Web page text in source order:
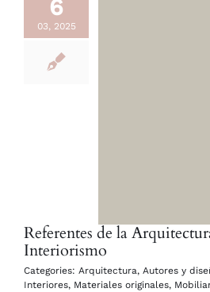
6
03, 2025
Referentes de la
Interiorismo
Categories: Arquitectura, Autores y
Interiores, Materiales originales,